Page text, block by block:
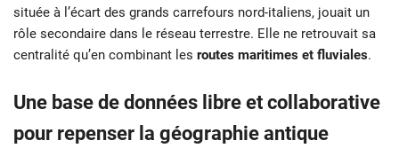
située à l’écart des grands carrefours nord-italiens, jouait un
rôle secondaire dans le réseau terrestre. Elle ne retrouvait sa
centralité qu’en combinant les routes maritimes et fluviales.
Une base de données libre et collaborative
pour repenser la géographie antique